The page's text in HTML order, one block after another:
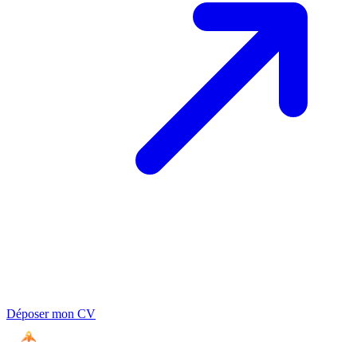
Déposer mon CV